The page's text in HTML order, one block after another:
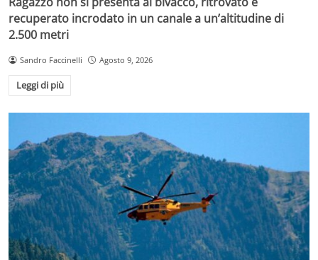
recuperato incrodato in un canale a un’altitudine di
2.500 metri
Sandro Faccinelli Agosto 9, 2026
Leggi di più